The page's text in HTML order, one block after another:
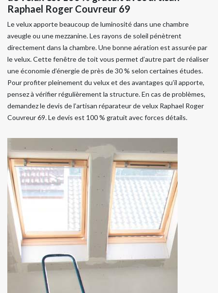
Raphael Roger Couvreur 69
Le velux apporte beaucoup de luminosité dans une chambre
aveugle ou une mezzanine. Les rayons de soleil pénètrent
directement dans la chambre. Une bonne aération est assurée par
le velux. Cette fenêtre de toit vous permet d’autre part de réaliser
une économie d’énergie de près de 30 % selon certaines études.
Pour profiter pleinement du velux et des avantages qu’il apporte,
pensez à vérifier régulièrement la structure. En cas de problèmes,
demandez le devis de l’artisan réparateur de velux Raphael Roger
Couvreur 69. Le devis est 100 % gratuit avec forces détails.